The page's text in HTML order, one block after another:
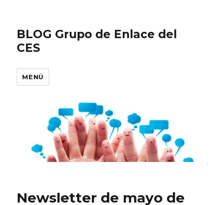
BLOG Grupo de Enlace del
CES
MENÚ
Newsletter de mayo de